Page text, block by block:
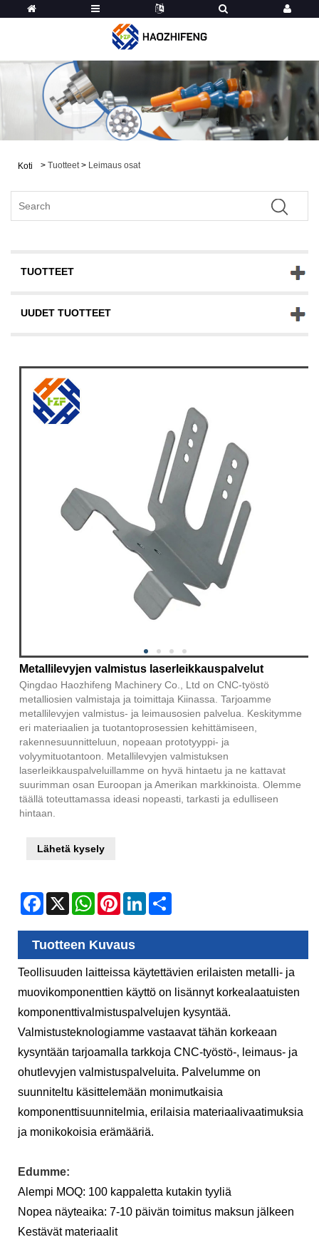
Koti > Tuotteet > Leimaus osat
TUOTTEET
UUDET TUOTTEET
Metallilevyjen valmistus laserleikkauspalvelut
Qingdao Haozhifeng Machinery Co., Ltd on CNC-työstö
metalliosien valmistaja ja toimittaja Kiinassa. Tarjoamme
metallilevyjen valmistus- ja leimausosien palvelua. Keskitymme
eri materiaalien ja tuotantoprosessien kehittämiseen,
rakennesuunnitteluun, nopeaan prototyyppi- ja
volyymituotantoon. Metallilevyjen valmistuksen
laserleikkauspalveluillamme on hyvä hintaetu ja ne kattavat
suurimman osan Euroopan ja Amerikan markkinoista. Olemme
täällä toteuttamassa ideasi nopeasti, tarkasti ja edulliseen
hintaan.
Lähetä kysely
Facebook
X WhatsAppPinterestLinkedIn
Tuotteen Kuvaus
Teollisuuden laitteissa käytettävien erilaisten metalli- ja
muovikomponenttien käyttö on lisännyt korkealaatuisten
komponenttivalmistuspalvelujen kysyntää.
Valmistusteknologiamme vastaavat tähän korkeaan
kysyntään tarjoamalla tarkkoja CNC-työstö-, leimaus- ja
ohutlevyjen valmistuspalveluita. Palvelumme on
suunniteltu käsittelemään monimutkaisia ​​
komponenttisuunnitelmia, erilaisia ​​materiaalivaatimuksia
ja monikokoisia erämääriä.
Edumme:
Alempi MOQ: 100 kappaletta kutakin tyyliä
Nopea näyteaika: 7-10 päivän toimitus maksun jälkeen
Kestävät materiaalit